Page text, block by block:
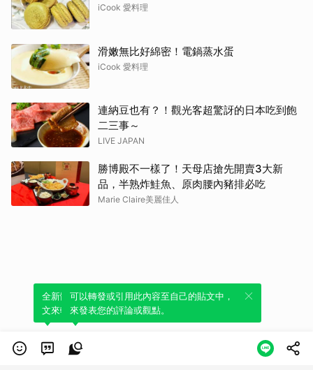
iCook 愛料理
滑嫩無比好綿密！電鍋蒸水蛋
iCook 愛料理
連納豆也有？！觀光客超驚訝的日本吃到飽
二三事～
LIVE JAPAN
勝博殿不一樣了！天母店搶先開賣3大新
品，半熟炸鮭魚、原肉腰內豬排必吃
Marie Claire美麗佳人
全新體驗！一鍵引用此內容，透過發布貼
文來輕鬆表達個人立場。
可以轉發或引用此內容至自己的貼文中，
來發表您的評論或觀點。